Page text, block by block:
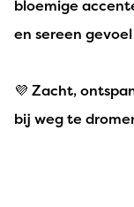
bloemige
en sereen gevoel
💜 Zacht,
bij weg te